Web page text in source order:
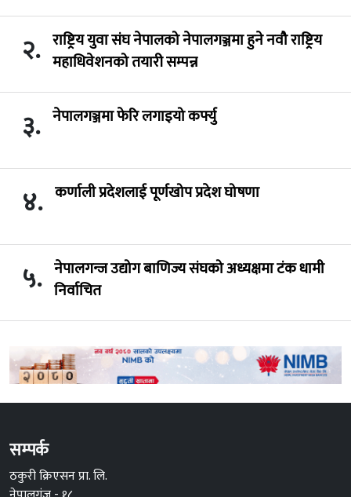
२. राष्ट्रिय युवा संघ नेपालको नेपालगञ्जमा हुने नवौ राष्ट्रिय
महाधिवेशनको तयारी सम्पन्न
३. नेपालगञ्जमा फेरि लगाइयो कर्फ्यु
४. कर्णाली प्रदेशलाई पूर्णखोप प्रदेश घोषणा
५. नेपालगन्ज उद्योग बाणिज्य संघको अध्यक्षमा टंक धामी
निर्वाचित
सम्पर्क
ठकुरी क्रिएसन प्रा. लि.